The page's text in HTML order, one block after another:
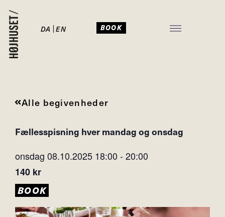
DA EN BOOK
Alle begivenheder
Fællesspisning hver mandag og onsdag
onsdag 08.10.2025 18:00 - 20:00
140 kr
BOOK